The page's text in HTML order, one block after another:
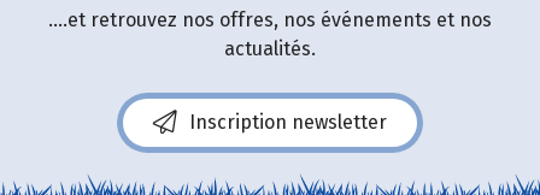
....et retrouvez nos offres, nos événements et nos
actualités.
Inscription newsletter